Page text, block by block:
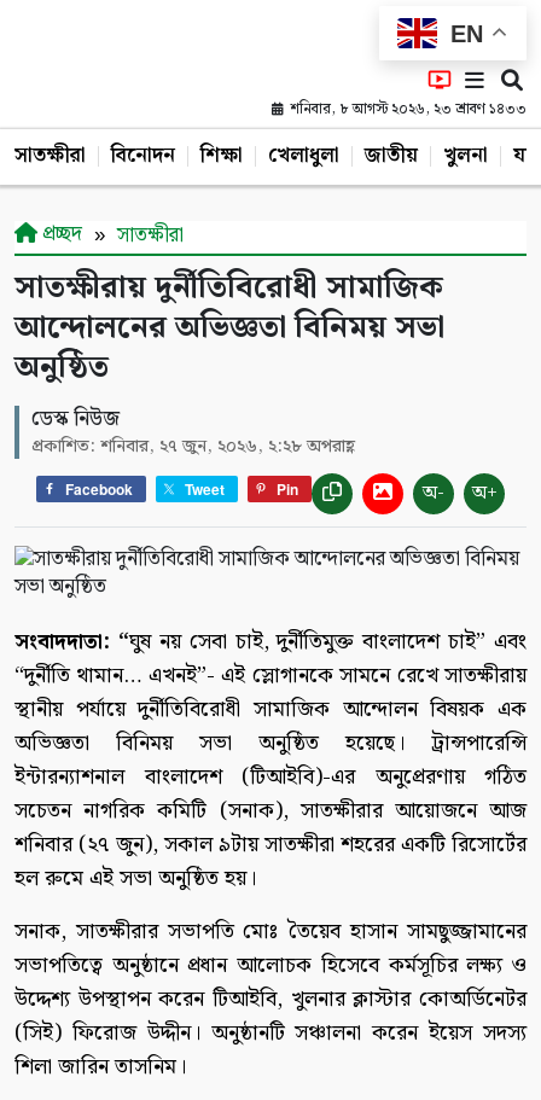
EN
শনিবার, ৮ আগস্ট ২০২৬, ২৩ শ্রাবণ ১৪৩৩
সাতক্ষীরা বিনোদন শিক্ষা খেলাধুলা জাতীয় খুলনা
প্রচ্ছদ সাতক্ষীরা
সাতক্ষীরায় দুর্নীতিবিরোধী সামাজিক
আন্দোলনের অভিজ্ঞতা বিনিময় সভা
অনুষ্ঠিত
ডেস্ক নিউজ
প্রকাশিত: শনিবার, ২৭ জুন, ২০২৬, ২:২৮ অপরাহ্ণ
Facebook Tweet Pin অ- অ+
সংবাদদাতা: “ঘুষ নয় সেবা চাই, দুর্নীতিমুক্ত বাংলাদেশ চাই” এবং
“দুর্নীতি থামান… এখনই”- এই স্লোগানকে সামনে রেখে সাতক্ষীরায়
স্থানীয় পর্যায়ে দুর্নীতিবিরোধী সামাজিক আন্দোলন বিষয়ক এক
অভিজ্ঞতা বিনিময় সভা অনুষ্ঠিত হয়েছে। ট্রান্সপারেন্সি
ইন্টারন্যাশনাল বাংলাদেশ (টিআইবি)-এর অনুপ্রেরণায় গঠিত
সচেতন নাগরিক কমিটি (সনাক), সাতক্ষীরার আয়োজনে আজ
শনিবার (২৭ জুন), সকাল ৯টায় সাতক্ষীরা শহরের একটি রিসোর্টের
হল রুমে এই সভা অনুষ্ঠিত হয়।
সনাক, সাতক্ষীরার সভাপতি মোঃ তৈয়েব হাসান সামছুজ্জামানের
সভাপতিত্বে অনুষ্ঠানে প্রধান আলোচক হিসেবে কর্মসূচির লক্ষ্য ও
উদ্দেশ্য উপস্থাপন করেন টিআইবি, খুলনার ক্লাস্টার কোঅর্ডিনেটর
(সিই) ফিরোজ উদ্দীন। অনুষ্ঠানটি সঞ্চালনা করেন ইয়েস সদস্য
শিলা জারিন তাসনিম।